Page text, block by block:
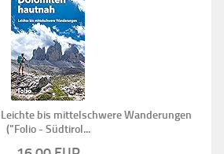
bis mittelschwere Wanderungen
("Folio - Südtirol...